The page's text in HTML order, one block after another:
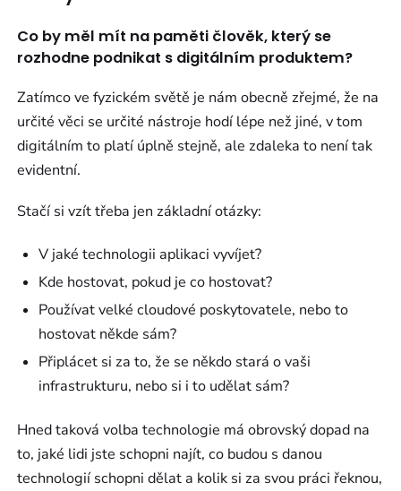
Co by měl mít na paměti člověk, který se
rozhodne podnikat s digitálním produktem?
Zatímco ve fyzickém světě je nám obecně zřejmé, že na
určité věci se určité nástroje hodí lépe než jiné, v tom
digitálním to platí úplně stejně, ale zdaleka to není tak
evidentní.
Stačí si vzít třeba jen základní otázky:
V jaké technologii aplikaci vyvíjet?
Kde hostovat, pokud je co hostovat?
Používat velké cloudové poskytovatele, nebo to
hostovat někde sám?
Připlácet si za to, že se někdo stará o vaši
infrastrukturu, nebo si i to udělat sám?
Hned taková volba technologie má obrovský dopad na
to, jaké lidi jste schopni najít, co budou s danou
technologií schopni dělat a kolik si za svou práci řeknou,